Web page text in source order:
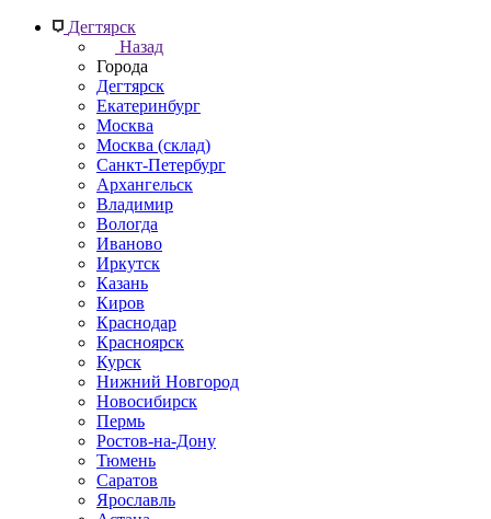
Дегтярск
Назад
Города
Дегтярск
Екатеринбург
Москва
Москва (склад)
Санкт-Петербург
Архангельск
Владимир
Вологда
Иваново
Иркутск
Казань
Киров
Краснодар
Красноярск
Курск
Нижний Новгород
Новосибирск
Пермь
Ростов-на-Дону
Тюмень
Саратов
Ярославль